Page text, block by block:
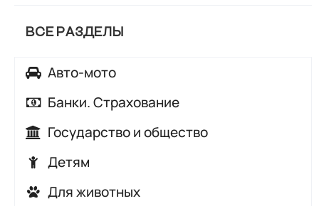
ВСЕ РАЗДЕЛЫ
Авто-мото
Автозапчасти
Автосалоны, автохаусы
Автосервисы, автотехцентры
Автошколы
Банки. Страхование
Банки
Государство и общество
Аварийные и диспетчерские службы
Контролирующие органы
Детям
Детские кафе
Для животных